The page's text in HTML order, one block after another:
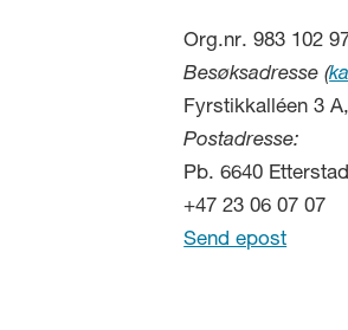
Org.nr. 983 102
Besøksadresse (
Fyrstikkalléen 3
Postadresse:
Pb. 6640
+47 23 06 07 07
Send epost